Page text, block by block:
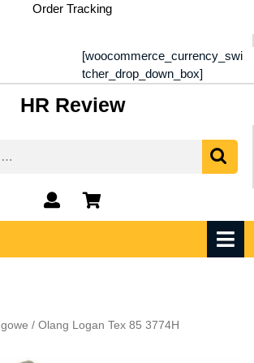
Order Tracking
[woocommerce_currency_swi
tcher_drop_down_box]
HR Review
My
Account
shopping
cart
/ Olang Logan Tex 85 3774H